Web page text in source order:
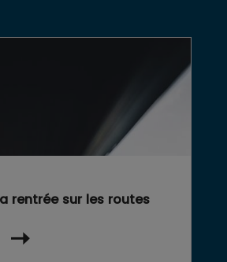
rentrée sur les routes